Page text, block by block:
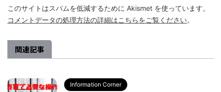
このサイトはスパムを低減するために Akismet を使っています。
コメントデータの処理方法の詳細はこちらをご覧ください。
関連記事
Information Corner